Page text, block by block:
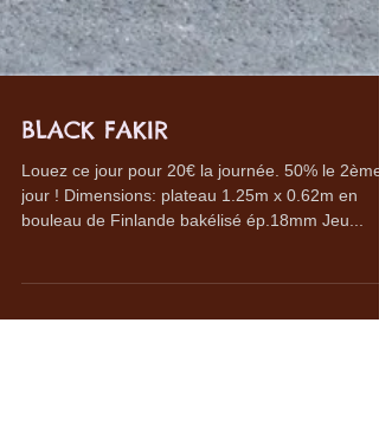
BLACK FAKIR
Louez ce jour pour 20€ la journée. 50% le 2ème
jour ! Dimensions: plateau 1.25m x 0.62m en